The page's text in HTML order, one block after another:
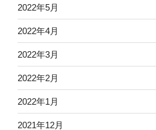
2022年5月
2022年4月
2022年3月
2022年2月
2022年1月
2021年12月